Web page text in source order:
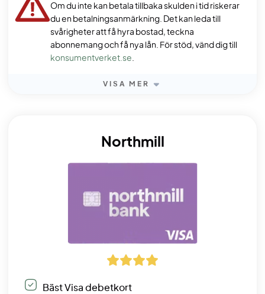
Om du inte kan betala tillbaka skulden i tid riskerar
du en betalningsanmärkning. Det kan leda till
svårigheter att få hyra bostad, teckna
abonnemang och få nya lån. För stöd, vänd dig till
konsumentverket.se
VISA MER
Northmill
Bäst Visa debetkort